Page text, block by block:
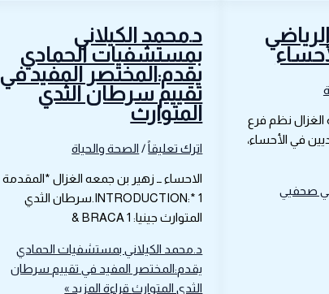
الغزال نظم فرع
في الأحساء،
في صحفيي
د.محمد الكيلاني
بمستشفيات الحمادي
يقدم:المختصر المفيد في
تقييم سرطان الثدي
المتوارث
اترك تعليقاً/ الصحة والحياة
الاحساء ــ زهير بن جمعه الغزال *المقدمة
INTRODUCTION:* 1.سرطان الثدي
المتوارث جينيا: BRACA 1 &
د.محمد الكيلاني بمستشفيات الحمادي
يقدم:المختصر المفيد في تقييم سرطان
الثدي المتوارثقراءة المزيد »